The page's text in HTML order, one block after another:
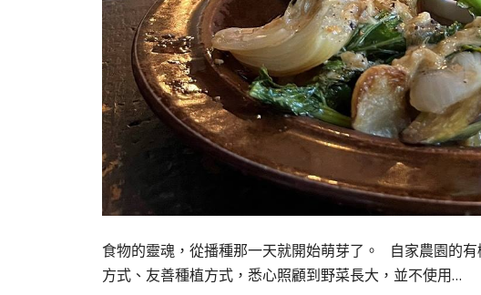
食物的靈魂，從播種那一天就開始萌芽了。 自家農園的
方式、友善種植方式，悉心照顧到野菜長大，並不使用…